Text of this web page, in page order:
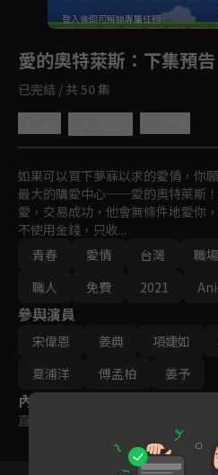
登入後即可解鎖專屬任務
愛的奧特萊斯 ：下集預
已完結 / 共 50 集
如果可以買下夢寐以求的愛情，你
最大的購愛中心──愛的奧特萊斯
愛，交易成功，他會無條件地愛你
不使用金錢，只收...
青春
愛情 台灣 職場
職人
免費 2021
參與演員
宋偉恩 姜典 項婕如
夏浦洋
傅孟柏 姜予
內容標籤
直式